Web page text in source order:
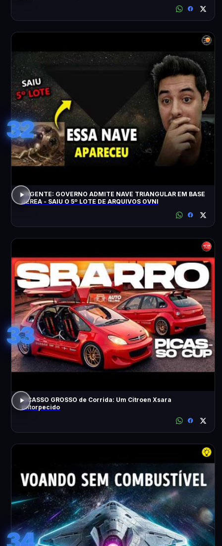
32
URGENTE: GOVERNO ADMITE NAVE TRIANGULAR EM BASE
AÉREA - SAIU O 5º LOTE DE ARQUIVOS OVNI
33
PICASSO GROSSO de Corrida: Um Citroen Xsara
Entorpecido